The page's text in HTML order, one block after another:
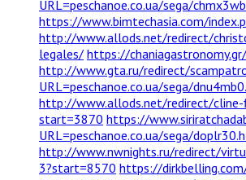
URL=peschanoe.co.ua/sega/
https://www.bimtechasia.com/
http://www.allods.net/redirect/
legales/ https://
http://www.gta.ru/redirect/
URL=peschanoe.co.ua/sega/
http://www.allods.net/redirect/cline-
start=3870 https://
URL=peschanoe.co.ua/sega/
http://www.nwnights.ru/redirect/
3?start=8570 https://